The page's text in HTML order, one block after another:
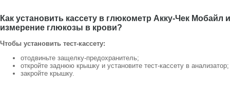
Как установить кассету в глюкометр Акку-Чек Мобайл
измерение глюкозы в крови?
Чтобы установить тест-кассету:
отодвиньте защелку-предохранитель;
откройте заднюю крышку и установите тест-кассету в анализатор;
закройте крышку.